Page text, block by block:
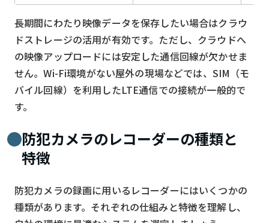
長期間にわたり映像データを保存したい場合はクラウ
ドストレージの活用が有効です。ただし、クラウドへ
の映像アップロードには安定した通信回線が欠かせま
せん。Wi-Fi環境がない屋外の現場などでは、SIM（モ
バイル回線）を利用したLTE通信での接続が一般的で
す。
防犯カメラのレコーダーの種類と
特徴
防犯カメラの録画に用いるレコーダーにはいくつかの
種類があります。それぞれの仕組みと特徴を理解し、